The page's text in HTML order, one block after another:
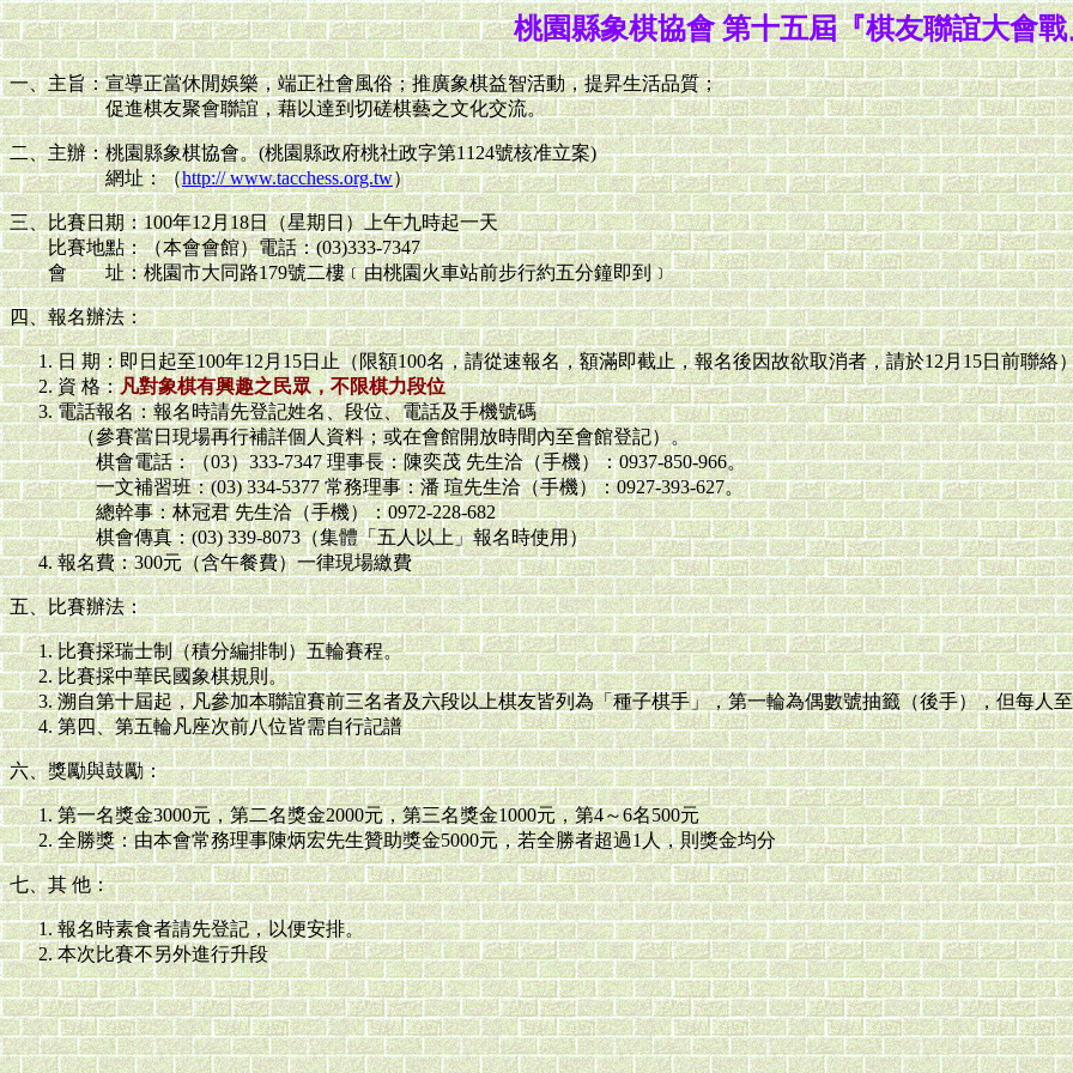
桃園縣象棋協會 第十五屆『棋友聯誼大會戰
一、主旨：宣導正當休閒娛樂，端正社會風俗；推廣象棋益智活動，提昇生活品質；
促進棋友聚會聯誼，藉以達到切磋棋藝之文化交流。
二、主辦：桃園縣象棋協會。(桃園縣政府桃社政字第1124號核准立案)
網址：（http:// www.tacchess.org.tw）
三、比賽日期：100年12月18日（星期日）上午九時起一天
比賽地點：（本會會館）電話：(03)333-7347
會 址：桃園市大同路179號二樓﹝由桃園火車站前步行約五分鐘即到﹞
四、報名辦法：
日 期：即日起至100年12月15日止（限額100名，請從速報名，額滿即截止，報名後因故欲取消者，請於12月15日前聯絡
資 格：凡對象棋有興趣之民眾，不限棋力段位
電話報名：報名時請先登記姓名、段位、電話及手機號碼
（參賽當日現場再行補詳個人資料；或在會館開放時間內至會館登記）。
棋會電話：（03）333-7347 理事長：陳奕茂 先生洽（手機）：0937-850-966。
一文補習班：(03) 334-5377 常務理事：潘 瑄先生洽（手機）：0927-393-627。
總幹事：林冠君 先生洽（手機）：0972-228-682
棋會傳真：(03) 339-8073（集體「五人以上」報名時使用）
報名費：300元（含午餐費）一律現場繳費
五、比賽辦法：
比賽採瑞士制（積分編排制）五輪賽程。
比賽採中華民國象棋規則。
溯自第十屆起，凡參加本聯誼賽前三名者及六段以上棋友皆列為「種子棋手」，第一輪為偶數號抽籤（後手），但每人
第四、第五輪凡座次前八位皆需自行記譜
六、獎勵與鼓勵：
第一名獎金3000元，第二名獎金2000元，第三名獎金1000元，第4～6名500元
全勝獎：由本會常務理事陳炳宏先生贊助獎金5000元，若全勝者超過1人，則獎金均分
七、其 他：
報名時素食者請先登記，以便安排。
本次比賽不另外進行升段